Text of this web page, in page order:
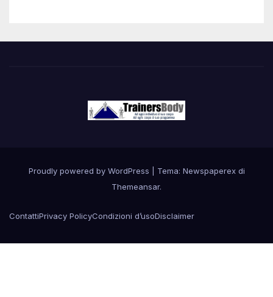
Proudly powered by WordPress
Tema: Newspaperex di
Themeansar.
ContattiPrivacy PolicyCondizioni d’usoDisclaimer